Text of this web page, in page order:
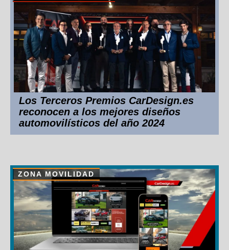
Los Terceros Premios CarDesign.es
reconocen a los mejores diseños
automovilísticos del año 2024
ZONA MOVILIDAD